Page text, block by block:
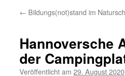
← Bildungs(not)stand im
Hannoversche
der
Veröffentlicht am 29. August 2020